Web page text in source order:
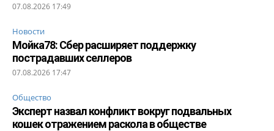
07.08.2026 17:49
Новости
Мойка78: Сбер расширяет поддержку
пострадавших селлеров
07.08.2026 17:47
Общество
Эксперт назвал конфликт вокруг подвальных
кошек отражением раскола в обществе